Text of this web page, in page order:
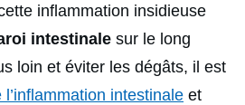
inflammation insidieuse
intestinale sur le long
loin et éviter les dégâts, il est
intestinale et